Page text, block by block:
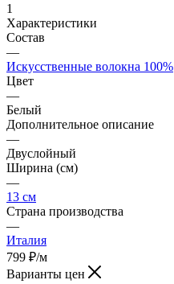
1
Характеристики
Состав
—
Искусственные волокна 100%
Цвет
—
Белый
Дополнительное описание
—
Двуслойный
Ширина (см)
—
13 см
Страна производства
—
Италия
799 ₽/м
Варианты цен